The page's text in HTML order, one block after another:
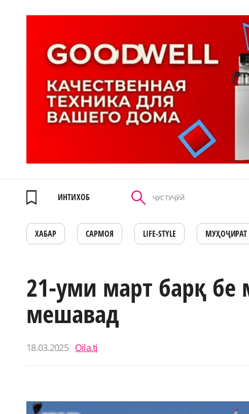
ИНТИХОБ
ХАБАР САРМОЯ LIFE-STYLE МУҲОҶИРАТ
21-уми март барқ бе
мешавад
18.03.2025 Oila.tj